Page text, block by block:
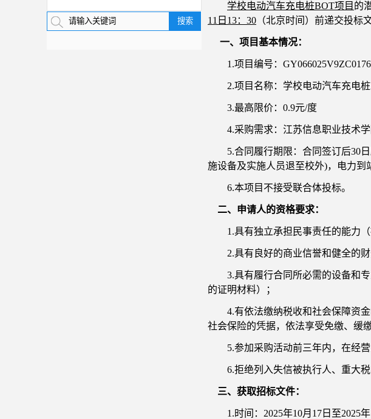
学校电动汽车充电桩BOT项目 的
11 日 13：30 （北京时间）前递交投标
一、项目基本情况：
1.项目编号：
2.项目名称： 学校电动汽车充电桩
3.最高限价：0.9元/度
4.采购需求：江苏信息职业技术
5.合同履行期限：合同签订后30
施设备及实施人员退至校外)，电力到
6.本项目不接受联合体投标。
二、申请人的资格要求：
1.具有独立承担民事责任的能力
2.具有良好的商业信誉和健全的
3.具有履行合同所必需的设备和
的证明材料）；
4.有依法缴纳税收和社会保障资
社会保险的凭据，依法享受免缴、缓
5.参加采购活动前三年内，在经
6.拒绝列入失信被执行人、重大
三、获取招标文件：
1.时间：2025年10月17日至2025